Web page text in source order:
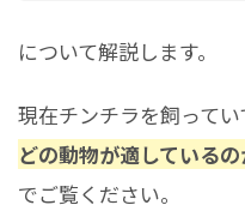
について解説します。
現在チンチラを飼ってい
どの動物が適している
でご覧ください。